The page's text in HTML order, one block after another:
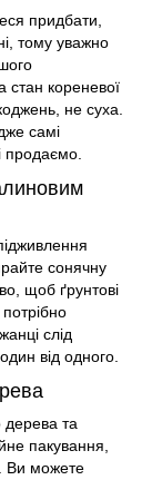
придбати,
тому уважно
стан кореневої
не суха.
самі
продаємо.
сонячну
щоб ґрунтові
слід
від одного.
дерева та
пакування,
Ви можете